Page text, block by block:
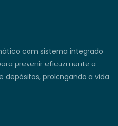
com sistema integrado
prevenir eficazmente a
depósitos, prolongando a vida